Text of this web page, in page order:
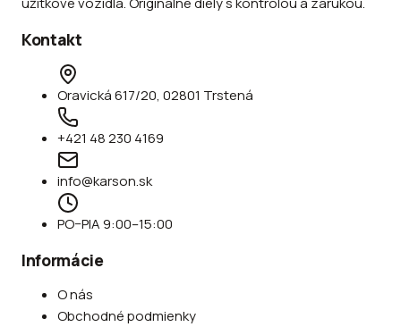
Kontakt
Oravická 617/20, 02801 Trstená
+421 48 230 4169
info@karson.sk
PO–PIA 9:00–15:00
Informácie
O nás
Obchodné podmienky